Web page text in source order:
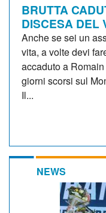
BRUTTA
DISCESA DEL
Anche se sei un
vita, a volte devi
accaduto a
giorni scorsi sul
Il...
NEWS